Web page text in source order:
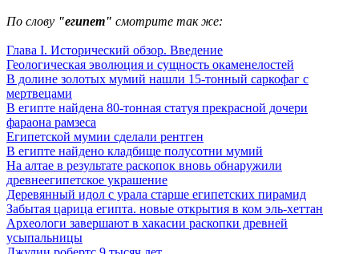
По слову "египет" смотрите так же:
Глава I. Исторический обзор. Введение
Геологическая эволюция и сущность окаменелостей
В долине золотых мумий нашли 15-тонный саркофаг с
мертвецами
В египте найдена 80-тонная статуя прекрасной дочери
фараона рамзеса
Египетской мумии сделали рентген
В египте найдено кладбище полусотни мумий
На алтае в результате раскопок вновь обнаружили
древнеегипетское украшение
Деревянный идол с урала старше египетских пирамид
Забытая царица египта. новые открытия в ком эль-хеттан
Археологи завершают в хакасии раскопки древней
усыпальницы